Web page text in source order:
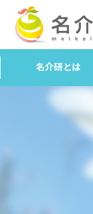
名介研とは